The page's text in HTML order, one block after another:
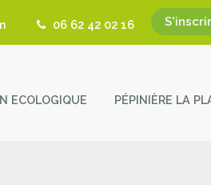
06 62 42 02 16
ECOLOGIQUE PÉPINIÈRE LA